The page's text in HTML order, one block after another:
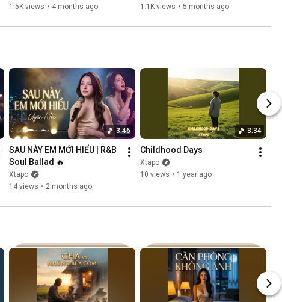
Động | Giọng Nữ Khàn Ấm
1.5K views • 4 months ago
Hay
1.1K views • 5 months ago
3:46
SAU NÀY EM MỚI HIỂU | R&B
Soul Ballad 🔥
Xtapo
14 views • 2 months ago
3:34
Childhood Days
Xtapo
10 views • 1 year ago